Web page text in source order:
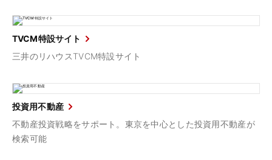
TVCM特設サイト
三井のリハウスTVCM特設サイト
投資用不動産
不動産投資戦略をサポート。東京を中心とした投資用不動産が
検索可能